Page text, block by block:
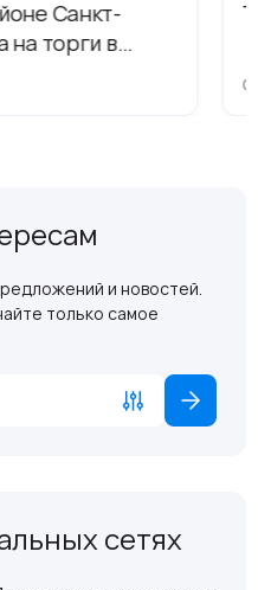
Санкт-
на торги в
и новостей.
только самое
сетях